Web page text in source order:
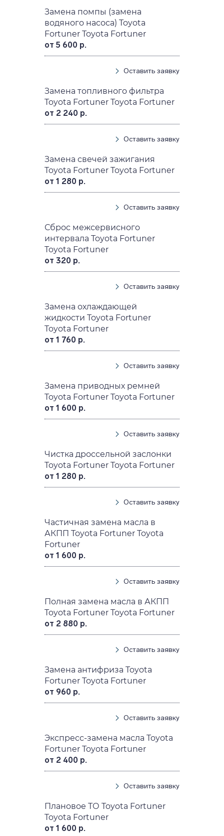
Замена помпы (замена
водяного насоса) Toyota
Fortuner Toyota Fortuner
от 5 600 р.
Оставить заявку
Замена топливного фильтра
Toyota Fortuner Toyota Fortuner
от 2 240 р.
Оставить заявку
Замена свечей зажигания
Toyota Fortuner Toyota Fortuner
от 1 280 р.
Оставить заявку
Сброс межсервисного
интервала Toyota Fortuner
Toyota Fortuner
от 320 р.
Оставить заявку
Замена охлаждающей
жидкости Toyota Fortuner
Toyota Fortuner
от 1 760 р.
Оставить заявку
Замена приводных ремней
Toyota Fortuner Toyota Fortuner
от 1 600 р.
Оставить заявку
Чистка дроссельной заслонки
Toyota Fortuner Toyota Fortuner
от 1 280 р.
Оставить заявку
Частичная замена масла в
АКПП Toyota Fortuner Toyota
Fortuner
от 1 600 р.
Оставить заявку
Полная замена масла в АКПП
Toyota Fortuner Toyota Fortuner
от 2 880 р.
Оставить заявку
Замена антифриза Toyota
Fortuner Toyota Fortuner
от 960 р.
Оставить заявку
Экспресс-замена масла Toyota
Fortuner Toyota Fortuner
от 2 400 р.
Оставить заявку
Плановое ТО Toyota Fortuner
Toyota Fortuner
от 1 600 р.